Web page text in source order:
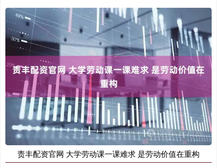
责丰配资官网 大学劳动课一课难求 是劳动价值在重构